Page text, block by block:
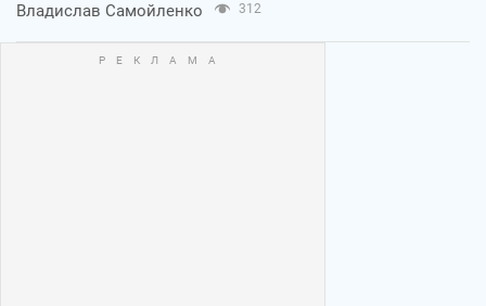
Владислав Самойленко 312